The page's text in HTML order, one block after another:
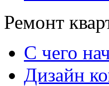
Ремонт
С чего
Дизайн